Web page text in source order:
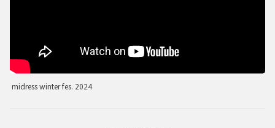
midress winter fes. 2024